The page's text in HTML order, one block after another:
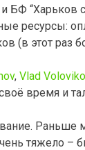
БФ “Харьков
ресурсы:
(в этот раз
, Vlad
своё время и
Раньше
тяжело –